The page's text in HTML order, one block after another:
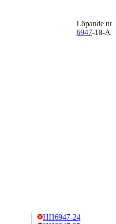
Löpande nr
6947-18-A
HH6947-24